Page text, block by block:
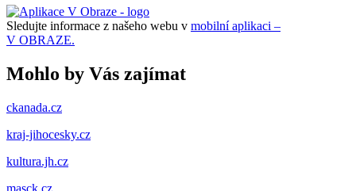
Sledujte informace z našeho webu v mobilní aplikaci –
V OBRAZE.
Mohlo by Vás zajímat
ckanada.cz
kraj-jihocesky.cz
kultura.jh.cz
masck.cz